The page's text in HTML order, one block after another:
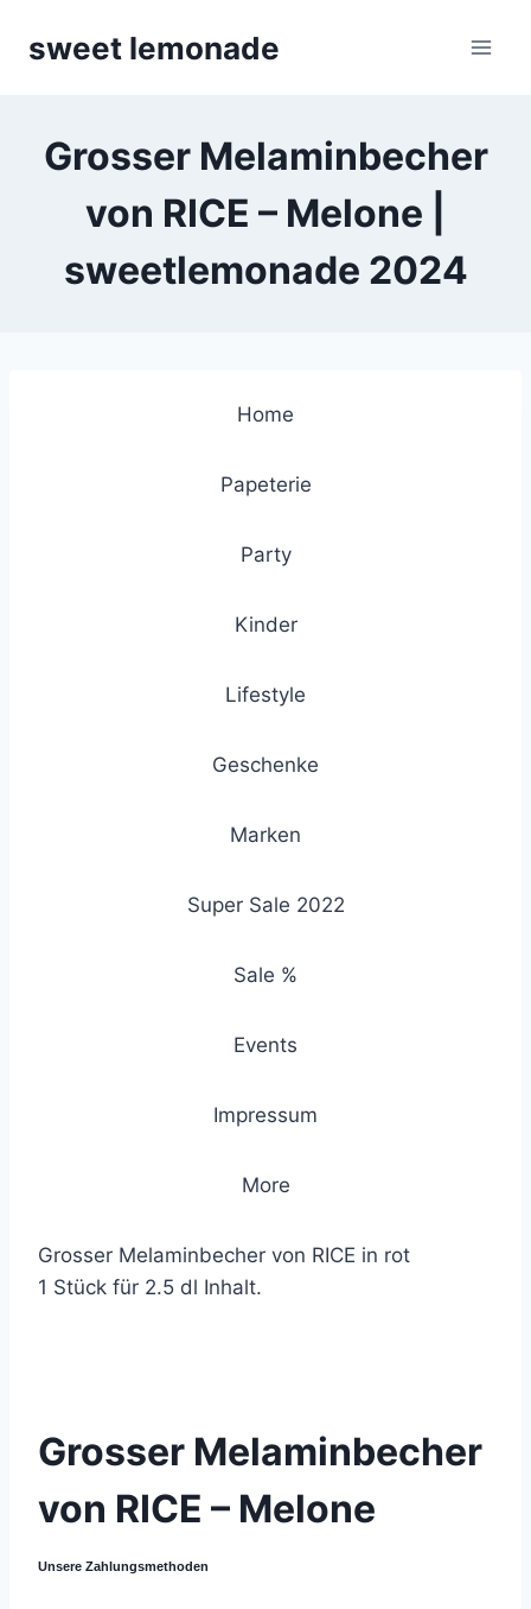
sweet lemonade
Grosser Melaminbecher
von RICE – Melone |
sweetlemonade 2024
Home
Papeterie
Party
Kinder
Lifestyle
Geschenke
Marken
Super Sale 2022
Sale %
Events
Impressum
More
Grosser Melaminbecher von RICE in rot
1 Stück für 2.5 dl Inhalt.
Grosser Melaminbecher
von RICE – Melone
Unsere Zahlungsmethoden